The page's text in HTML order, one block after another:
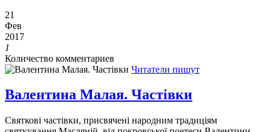
21
Фев
2017
1
Количество комментариев
Читатели пишут
Валентина Малая. Частівки
Святкові частівки, присвячені народним традиціям